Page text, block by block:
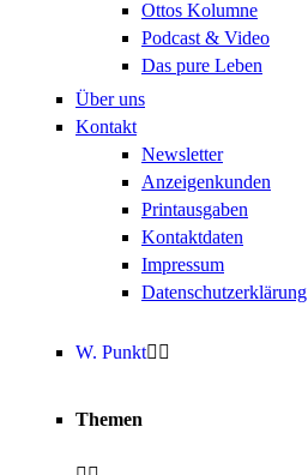
Ottos Kolumne
Podcast & Video
Das pure Leben
Über uns
Kontakt
Newsletter
Anzeigenkunden
Printausgaben
Kontaktdaten
Impressum
Datenschutzerklärung
W. Punkt
Themen